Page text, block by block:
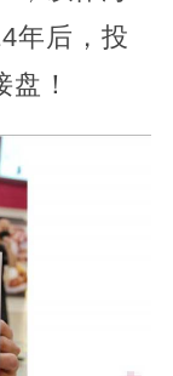
年后，投
！